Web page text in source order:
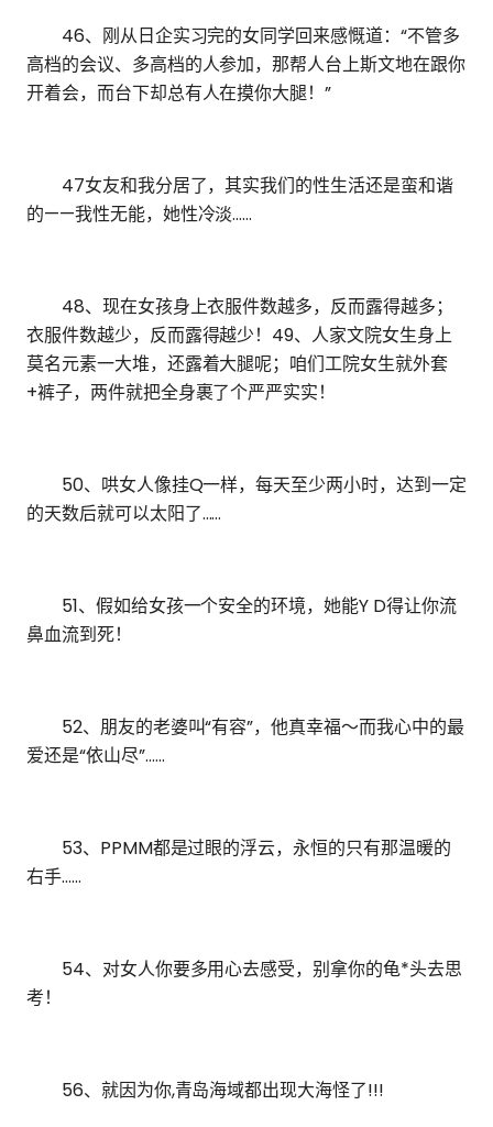
46、刚从日企实习完的女同学回来感慨道：“不管多
高档的会议、多高档的人参加，那帮人台上斯文地在跟你
开着会，而台下却总有人在摸你大腿！”
47女友和我分居了，其实我们的性生活还是蛮和谐
的——我性无能，她性冷淡……
48、现在女孩身上衣服件数越多，反而露得越多；
衣服件数越少，反而露得越少！49、人家文院女生身上
莫名元素一大堆，还露着大腿呢；咱们工院女生就外套
+裤子，两件就把全身裹了个严严实实！
50、哄女人像挂Q一样，每天至少两小时，达到一定
的天数后就可以太阳了……
51、假如给女孩一个安全的环境，她能Y D得让你流
鼻血流到死！
52、朋友的老婆叫“有容”，他真幸福～而我心中的最
爱还是“依山尽”……
53、PPMM都是过眼的浮云，永恒的只有那温暖的
右手……
54、对女人你要多用心去感受，别拿你的龟*头去思
考！
56、就因为你,青岛海域都出现大海怪了!!!